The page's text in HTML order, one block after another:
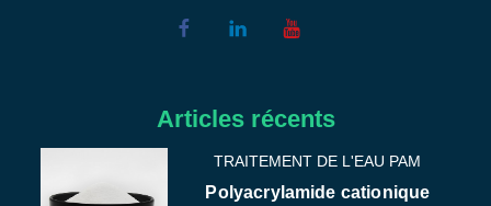
Articles récents
TRAITEMENT DE L'EAU PAM
Polyacrylamide cationique